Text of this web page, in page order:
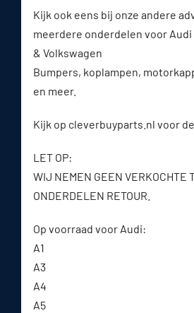
Kijk ook eens bij onze andere
meerdere onderdelen voor Audi
& Volkswagen
Bumpers, koplampen,
en meer.
Kijk op cleverbuyparts.nl voor
LET OP:
WIJ NEMEN GEEN VERKOCHTE
ONDERDELEN RETOUR.
Op voorraad voor Audi:
A1
A3
A4
A5